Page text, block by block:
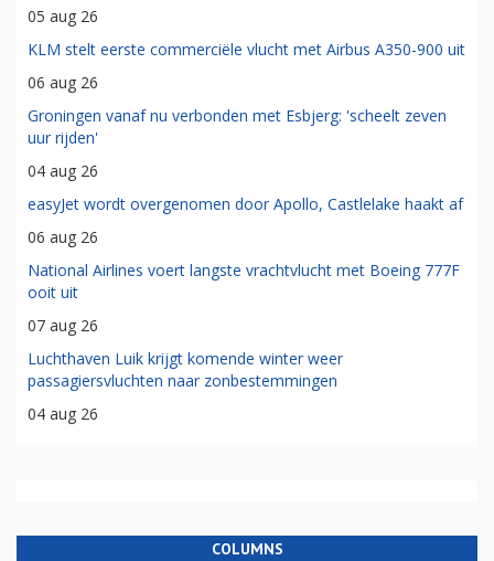
05 aug 26
KLM stelt eerste commerciële vlucht met Airbus A350-900 uit
06 aug 26
Groningen vanaf nu verbonden met Esbjerg: 'scheelt zeven
uur rijden'
04 aug 26
easyJet wordt overgenomen door Apollo, Castlelake haakt af
06 aug 26
National Airlines voert langste vrachtvlucht met Boeing 777F
ooit uit
07 aug 26
Luchthaven Luik krijgt komende winter weer
passagiersvluchten naar zonbestemmingen
04 aug 26
COLUMNS